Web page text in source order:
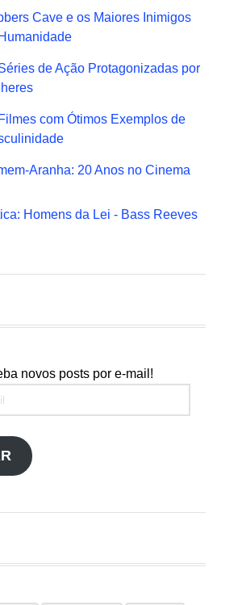
Cave e os Maiores Inimigos
de Ação Protagonizadas por
com Ótimos Exemplos de
Aranha: 20 Anos no Cinema
Homens da Lei - Bass Reeves
novos posts por e-mail!